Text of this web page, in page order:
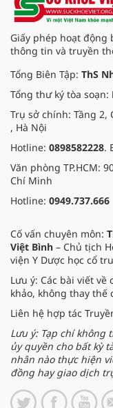
Giấy phép hoạt động
thông tin và truyền
Tổng Biên Tập: ThS
Tổng thư ký tòa soạn:
Trụ sở chính: Tầng 2,
, Hà Nội
Hotline: 0898582228.
Văn phòng TP.HCM:
Chí Minh
Hotline: 0949.737.666
Cố vấn chuyên môn:
Việt Bình – Chủ tịch
viện Y Dược học cổ
Lưu ý: Các bài viết
khảo, không thay thế
Liên hệ hợp tác
Lưu ý: Tạp chí
ủy quyền cho bất kỳ
nhân nào thực hiện
đồng hay giao dịch